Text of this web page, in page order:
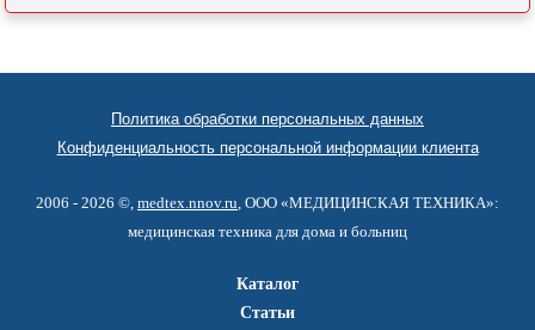
Политика обработки персональных данных
Конфиденциальность персональной информации клиента
2006 - 2026 ©, medtex.nnov.ru , ООО «МЕДИЦИНСКАЯ ТЕХНИКА»:
медицинская техника для дома и больниц
Каталог
Статьи